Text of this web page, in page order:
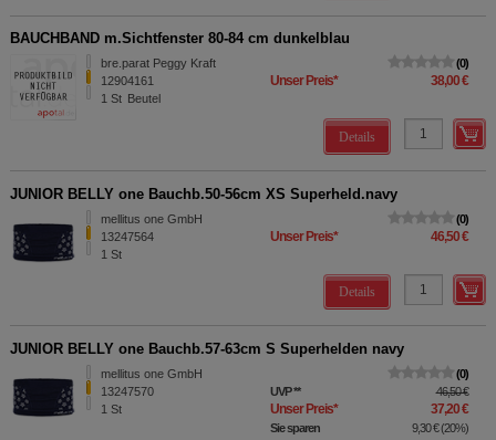
BAUCHBAND m.Sichtfenster 80-84 cm dunkelblau
bre.parat Peggy Kraft
12904161
1 St Beutel
0
Unser Preis* 38,00 €
Details
JUNIOR BELLY one Bauchb.50-56cm XS Superheld.navy
mellitus one GmbH
13247564
1 St
0
Unser Preis* 46,50 €
Details
JUNIOR BELLY one Bauchb.57-63cm S Superhelden navy
mellitus one GmbH
13247570
1 St
0
UVP** 46,50 €
Unser Preis* 37,20 €
Sie sparen 9,30 €(20%)